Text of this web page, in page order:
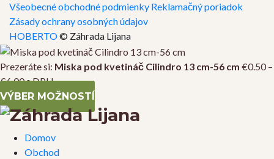
Všeobecné obchodné podmienky Reklamačný poriadok
Zásady ochrany osobných údajov
HOBERTO© Záhrada Lijana
Prezeráte si: Miska pod kvetináč Cilindro 13 cm-56 cm €0.50 –
€6.00Price
range:
€0.50
through
€6.00
s DPH
VÝBER MOŽNOSTÍ
Domov
Obchod